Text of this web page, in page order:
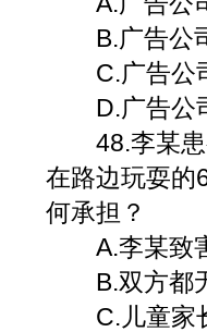
B.广告公司
C.广告公司
D.广告公
48.李某患
在路边玩耍的
何承担？
A.李某致害
B.双方都无
C.儿童家长